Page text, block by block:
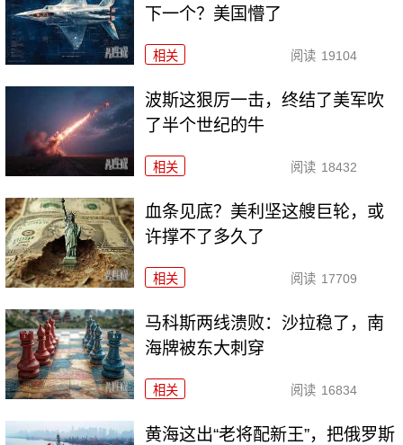
下一个？美国懵了
相关 阅读 19104
波斯这狠厉一击，终结了美军吹
了半个世纪的牛
相关 阅读 18432
血条见底？美利坚这艘巨轮，或
许撑不了多久了
相关 阅读 17709
马科斯两线溃败：沙拉稳了，南
海牌被东大刺穿
相关 阅读 16834
黄海这出“老将配新王”，把俄罗斯